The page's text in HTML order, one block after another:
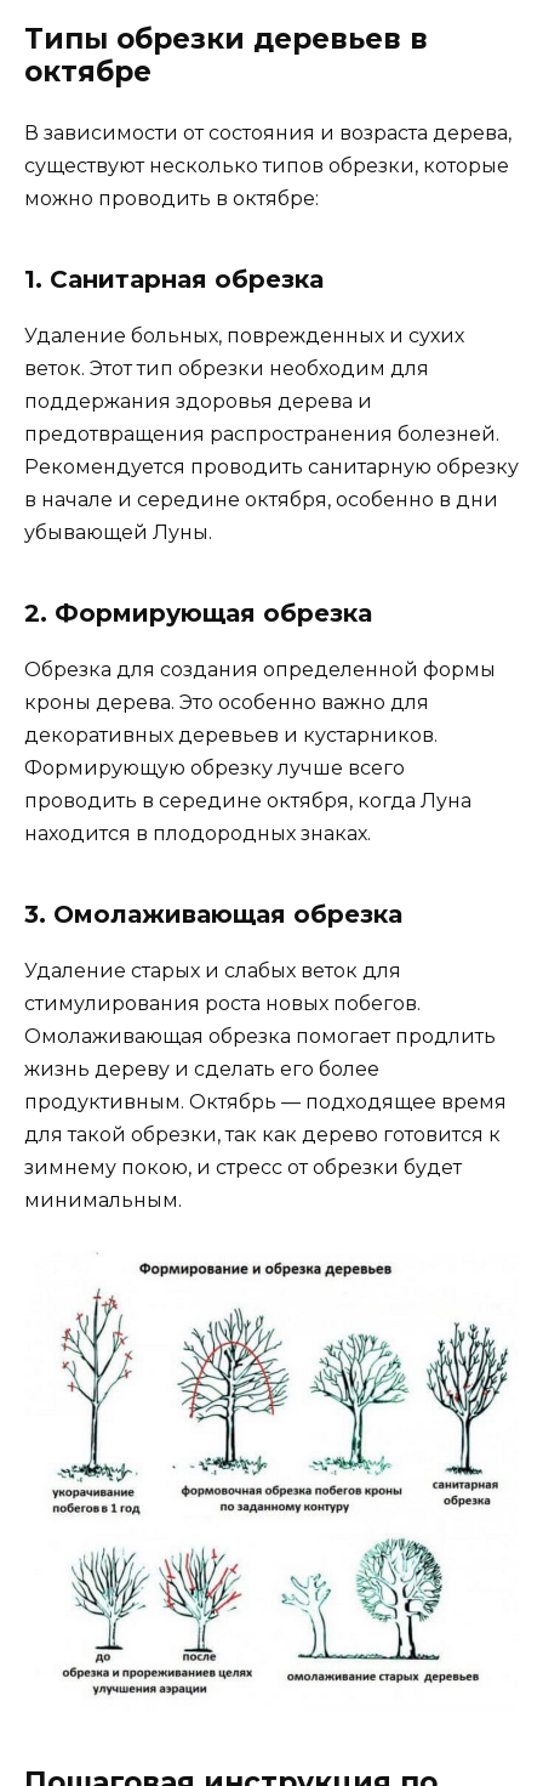
Типы обрезки деревьев в
октябре
В зависимости от состояния и возраста дерева,
существуют несколько типов обрезки, которые
можно проводить в октябре:
1. Санитарная обрезка
Удаление больных, поврежденных и сухих
веток. Этот тип обрезки необходим для
поддержания здоровья дерева и
предотвращения распространения болезней.
Рекомендуется проводить санитарную обрезку
в начале и середине октября, особенно в дни
убывающей Луны.
2. Формирующая обрезка
Обрезка для создания определенной формы
кроны дерева. Это особенно важно для
декоративных деревьев и кустарников.
Формирующую обрезку лучше всего
проводить в середине октября, когда Луна
находится в плодородных знаках.
3. Омолаживающая обрезка
Удаление старых и слабых веток для
стимулирования роста новых побегов.
Омолаживающая обрезка помогает продлить
жизнь дереву и сделать его более
продуктивным. Октябрь — подходящее время
для такой обрезки, так как дерево готовится к
зимнему покою, и стресс от обрезки будет
минимальным.